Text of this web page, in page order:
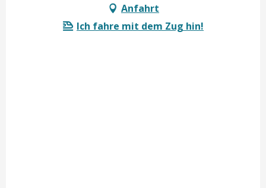
Anfahrt
Ich fahre mit dem Zug hin!